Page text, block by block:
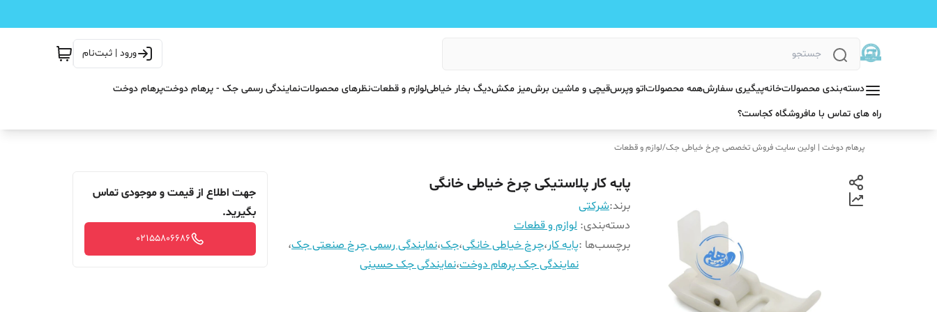
ورود | ثبت‌نام
دسته‌بندی محصولاتخانهپیگیری سفارشهمه محصولاتاتو وپرسقیچی و ماشین برشمیز مکشدیگ بخار خیاطیلوازم و قطعاتنظرهای محصولاتنمایندگی رسمی جک - پرهام دوختپرهام دوخت
راه های تماس با مافروشگاه کجاست؟
پرهام دوخت | اولین سایت فروش تخصصی چرخ خیاطی جک/لوازم و قطعات
پایه کار پلاستیکی چرخ خیاطی خانگی
برند:شرکتی
دسته‌بندی: لوازم و قطعات
برچسب‌ها :پایه کار،چرخ خیاطی خانگی،جک،نمایندگی رسمی چرخ صنعتی جک،
نمایندگی جک پرهام دوخت،نمایندگی جک حسینی
جهت اطلاع از قیمت و موجودی تماس
بگیرید.
02155806686